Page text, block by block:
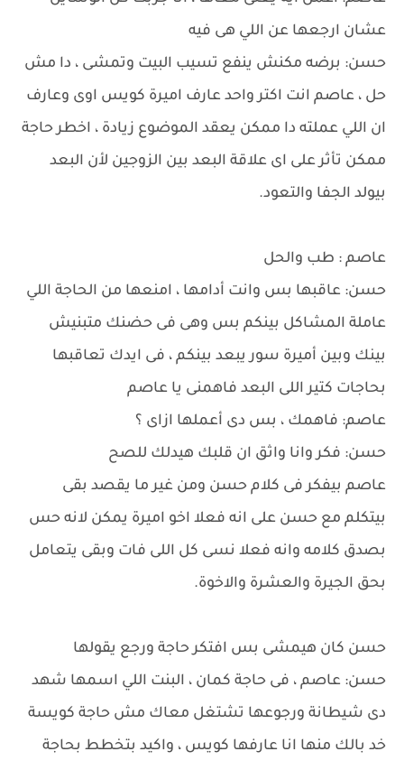
عشان ارجعها عن اللي هى فيه
حسن: برضه مكنش ينفع تسيب البيت وتمشى ، دا مش
حل ، عاصم انت اكتر واحد عارف اميرة كويس اوى وعارف
ان اللي عملته دا ممكن يعقد الموضوع زيادة ، اخطر حاجة
ممكن تأثر على اى علاقة البعد بين الزوجين لأن البعد
بيولد الجفا والتعود.
عاصم : طب والحل
حسن: عاقبها بس وانت أدامها ، امنعها من الحاجة اللي
عاملة المشاكل بينكم بس وهى فى حضنك متبنيش
بينك وبين أميرة سور يبعد بينكم ، فى ايدك تعاقبها
بحاجات كتير اللى البعد فاهمنى يا عاصم
عاصم: فاهمك ، بس دى أعملها ازاى ؟
حسن: فكر وانا واثق ان قلبك هيدلك للصح
عاصم بيفكر فى كلام حسن ومن غير ما يقصد بقى
بيتكلم مع حسن على انه فعلا اخو اميرة يمكن لانه حس
بصدق كلامه وانه فعلا نسى كل اللى فات وبقى يتعامل
بحق الجيرة والعشرة والاخوة.
حسن كان هيمشى بس افتكر حاجة ورجع يقولها
حسن: عاصم ، فى حاجة كمان ، البنت اللي اسمها شهد
دى شيطانة ورجوعها تشتغل معاك مش حاجة كويسة
خد بالك منها انا عارفها كويس ، واكيد بتخطط بحاجة